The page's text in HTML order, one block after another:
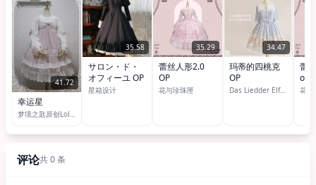
41.72
幸运星
梦境之匙原创Lolita洋服设计
35.58
サロン・ド・
オフィーユ OP
星箱设计
35.29
蕾丝人形2.0
OP
花与珍珠匣
34.47
玛蒂的四桃克
OP
Das Liedder Elfen妖精之歌 （DE妖精之歌）
蕾
op
花与
评论共 0 条